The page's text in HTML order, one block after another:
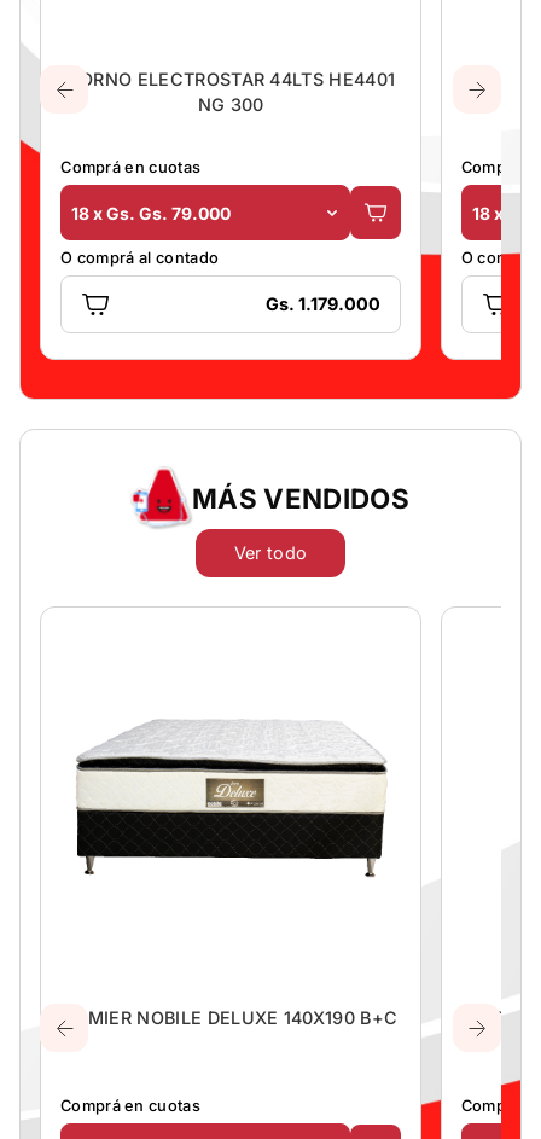
HORNO ELECTROSTAR 44LTS HE4401
NG 300
Comprá en cuotas
18 x Gs. Gs. 79.000
O comprá al contado
Gs. 1.179.000
Comprá
18 x
O comprá
MÁS VENDIDOS
Ver todo
SOMIER NOBILE DELUXE 140X190 B+C
Comprá en cuotas Comprá